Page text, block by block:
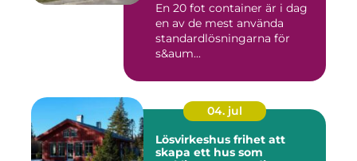
En 20 fot container är i dag
en av de mest använda
standardlösningarna för
s&aum...
04. jul
Lösvirkeshus frihet att
skapa ett hus som